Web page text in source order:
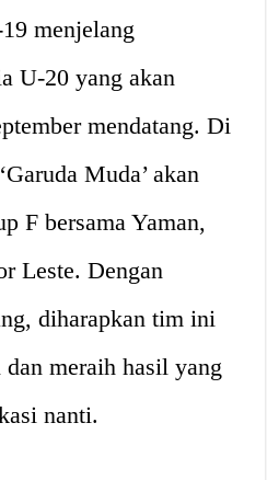
menjelang
U-20 yang akan
mendatang. Di
Muda’ akan
F bersama Yaman,
Leste. Dengan
diharapkan tim ini
meraih hasil yang
nanti.